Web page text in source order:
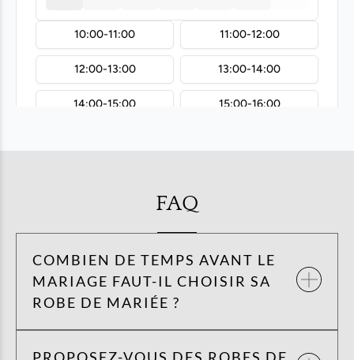
FAQ
COMBIEN DE TEMPS AVANT LE
MARIAGE FAUT-IL CHOISIR SA
ROBE DE MARIÉE ?